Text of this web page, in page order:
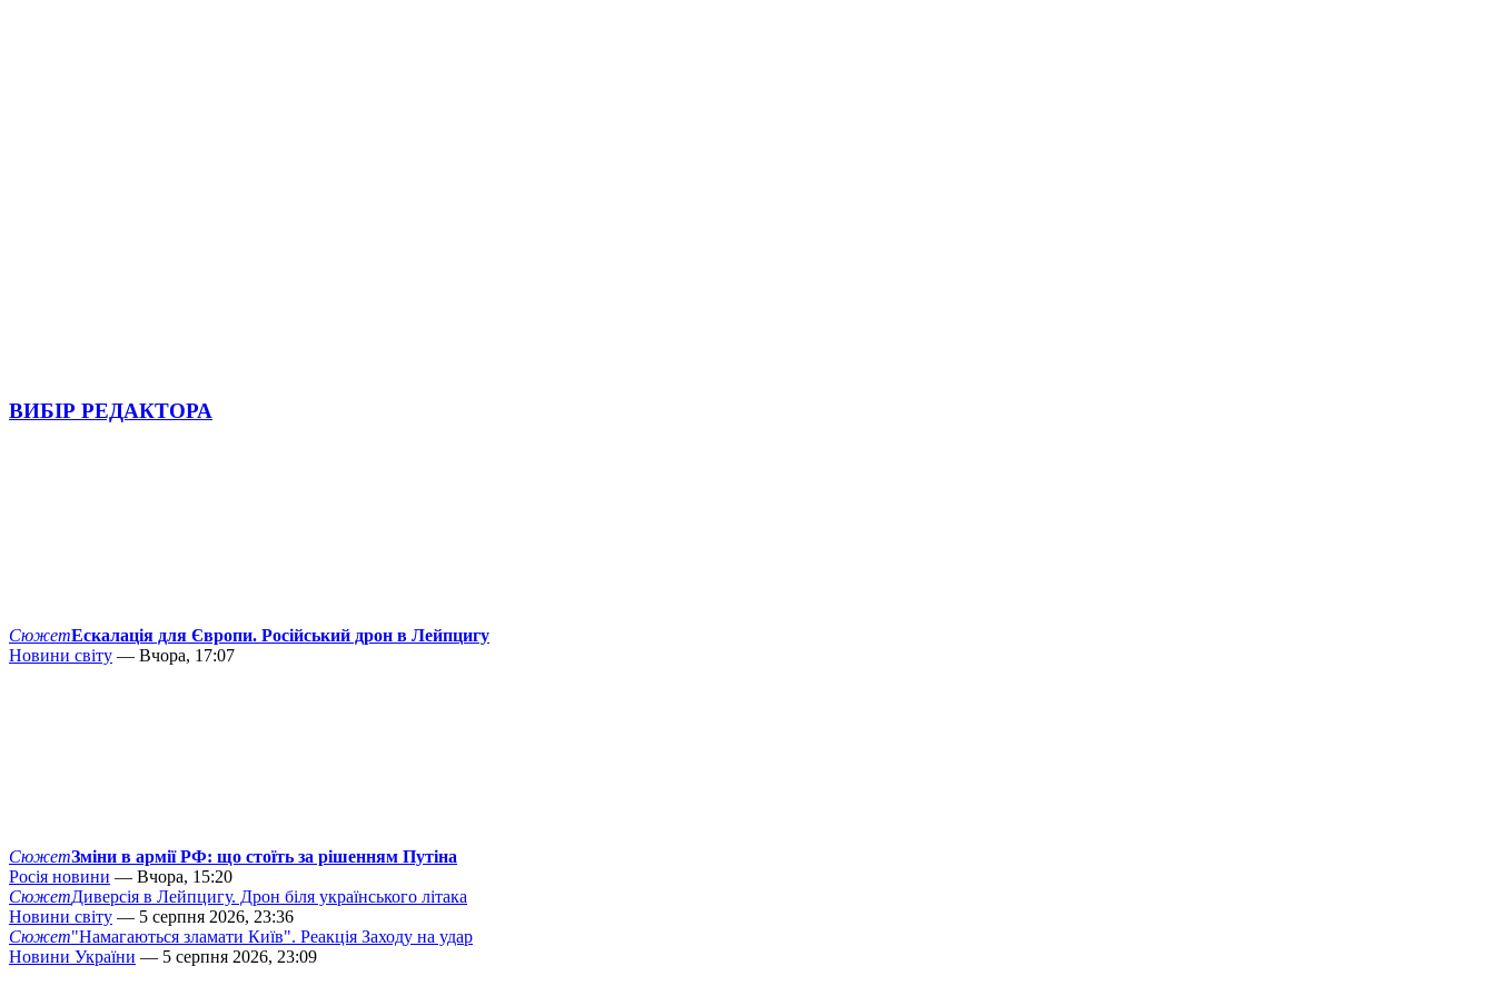
ВИБІР РЕДАКТОРА
СюжетЕскалація для Європи. Російський дрон в Лейпцигу
Новини світу — Вчора, 17:07
СюжетЗміни в армії РФ: що стоїть за рішенням Путіна
Росія новини — Вчора, 15:20
СюжетДиверсія в Лейпцигу. Дрон біля українського літака
Новини світу — 5 серпня 2026, 23:36
Сюжет"Намагаються зламати Київ". Реакція Заходу на удар
Новини України — 5 серпня 2026, 23:09